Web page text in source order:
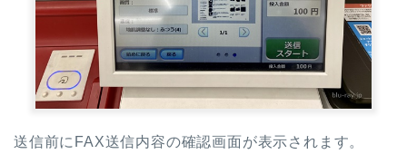
送信前にFAX送信内容の確認画面が表示されます。